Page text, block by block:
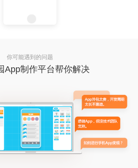
你可能遇到的问题
App制作平台帮你解决